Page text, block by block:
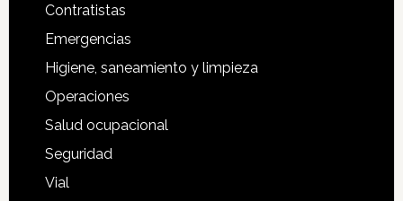
Contratistas
Emergencias
Higiene, saneamiento y limpieza
Operaciones
Salud ocupacional
Seguridad
Vial